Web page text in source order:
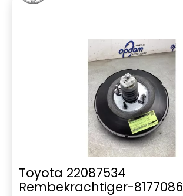
Toyota 22087534
Rembekrachtiger-8177086